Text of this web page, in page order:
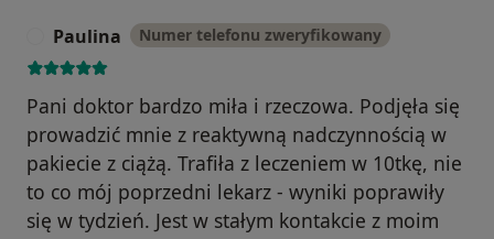
Paulina Numer telefonu zweryfikowany
Pani doktor bardzo miła i rzeczowa. Podjęła się
prowadzić mnie z reaktywną nadczynnością w
pakiecie z ciążą. Trafiła z leczeniem w 10tkę, nie
to co mój poprzedni lekarz - wyniki poprawiły
się w tydzień. Jest w stałym kontakcie z moim